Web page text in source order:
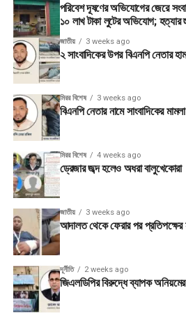
পরিবেশ দূষণের অভিযোগের জেরে
১০ লাখ টাকা লুটের অভিযোগ; হত্যার
জাতীয় 3 weeks ago
২ সাংবাদিকের উপর বিএনপি নেতার
মিরর বিশেষ 3 weeks ago
বিএনপি নেতার নামে সাংবাদিকের মামলা
মিরর বিশেষ 4 weeks ago
ড্রেজার জব্দ হলেও অধরা বালুখেকোরা
জাতীয় 3 weeks ago
আদালত থেকে ফেরার পর
দূর্নীতি 2 weeks ago
জিএলডিপির বিরুদ্ধে ব্যাপক